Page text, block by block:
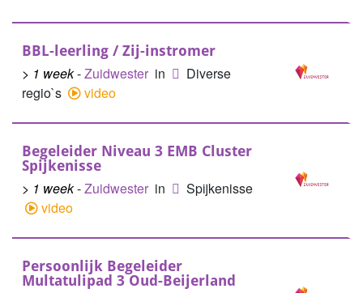
BBL-leerling / Zij-instromer
> 1 week-Zuidwester in
Diverse
regio`s
video
Begeleider Niveau 3 EMB Cluster
Spijkenisse
> 1 week-Zuidwester in
Spijkenisse
video
Persoonlijk Begeleider
Multatulipad 3 Oud-Beijerland